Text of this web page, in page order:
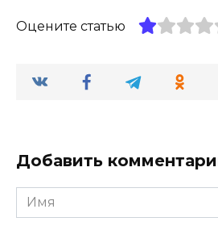
Оцените статью
Добавить
Имя
*